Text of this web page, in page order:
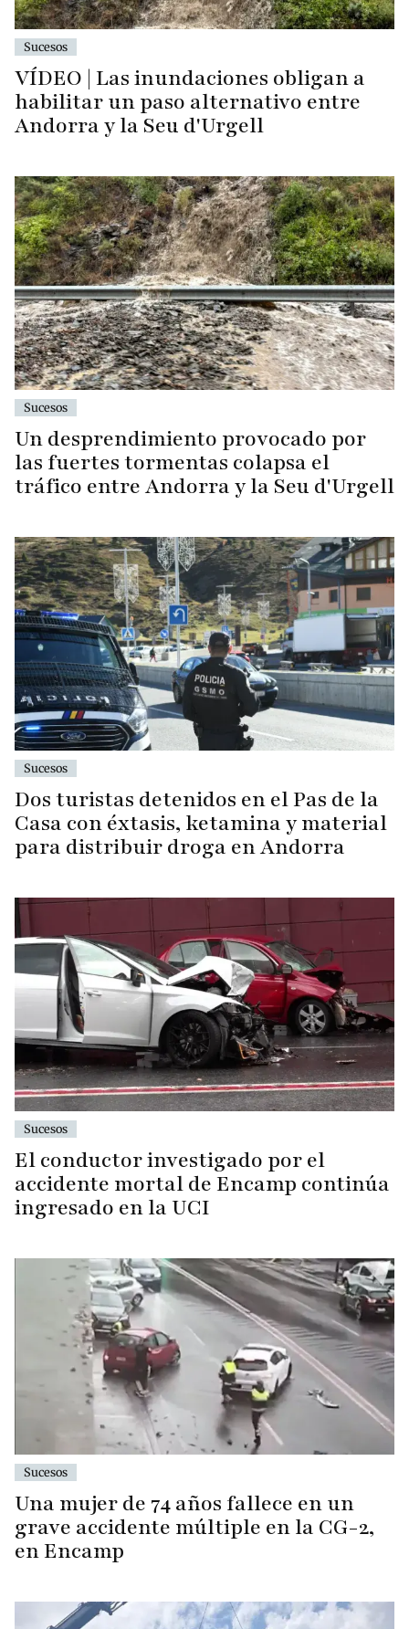
Sucesos
VÍDEO | Las inundaciones obligan a
habilitar un paso alternativo entre
Andorra y la Seu d'Urgell
Sucesos
Un desprendimiento provocado por
las fuertes tormentas colapsa el
tráfico entre Andorra y la Seu d'Urgell
Sucesos
Dos turistas detenidos en el Pas de la
Casa con éxtasis, ketamina y material
para distribuir droga en Andorra
Sucesos
El conductor investigado por el
accidente mortal de Encamp continúa
ingresado en la UCI
Sucesos
Una mujer de 74 años fallece en un
grave accidente múltiple en la CG-2,
en Encamp